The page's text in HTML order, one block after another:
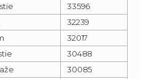
33596
32239
32017
30488
30085